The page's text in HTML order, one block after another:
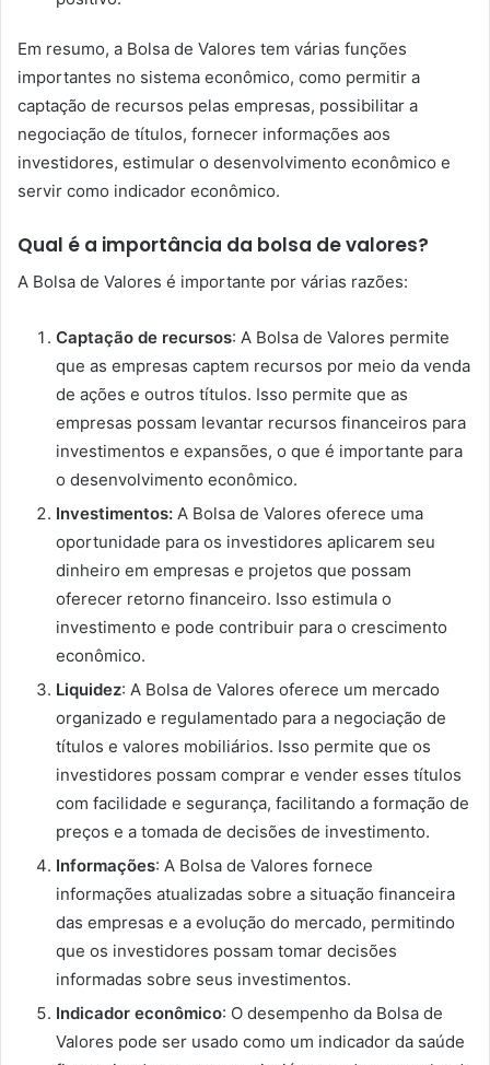
Em resumo, a Bolsa de Valores tem várias funções
importantes no sistema econômico, como permitir a
captação de recursos pelas empresas, possibilitar a
negociação de títulos, fornecer informações aos
investidores, estimular o desenvolvimento econômico e
servir como indicador econômico.
Qual é a importância da bolsa de valores?
A Bolsa de Valores é importante por várias razões:
Captação de recursos: A Bolsa de Valores permite
que as empresas captem recursos por meio da venda
de ações e outros títulos. Isso permite que as
empresas possam levantar recursos financeiros para
investimentos e expansões, o que é importante para
o desenvolvimento econômico.
Investimentos: A Bolsa de Valores oferece uma
oportunidade para os investidores aplicarem seu
dinheiro em empresas e projetos que possam
oferecer retorno financeiro. Isso estimula o
investimento e pode contribuir para o crescimento
econômico.
Liquidez: A Bolsa de Valores oferece um mercado
organizado e regulamentado para a negociação de
títulos e valores mobiliários. Isso permite que os
investidores possam comprar e vender esses títulos
com facilidade e segurança, facilitando a formação de
preços e a tomada de decisões de investimento.
Informações: A Bolsa de Valores fornece
informações atualizadas sobre a situação financeira
das empresas e a evolução do mercado, permitindo
que os investidores possam tomar decisões
informadas sobre seus investimentos.
Indicador econômico: O desempenho da Bolsa de
Valores pode ser usado como um indicador da saúde